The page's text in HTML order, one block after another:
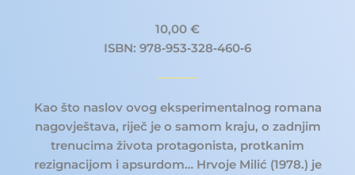
10,00 €
ISBN: 978‐953‐328‐460‐6
Kao što naslov ovog eksperimentalnog romana
nagovještava, riječ je o samom kraju, o zadnjim
trenucima života protagonista, protkanim
rezignacijom i apsurdom… Hrvoje Milić (1978.) je